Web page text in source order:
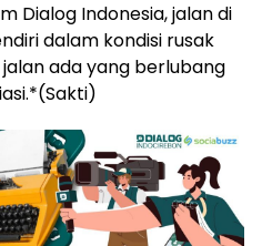
Dialog Indonesia, jalan di
dalam kondisi rusak
ada yang berlubang